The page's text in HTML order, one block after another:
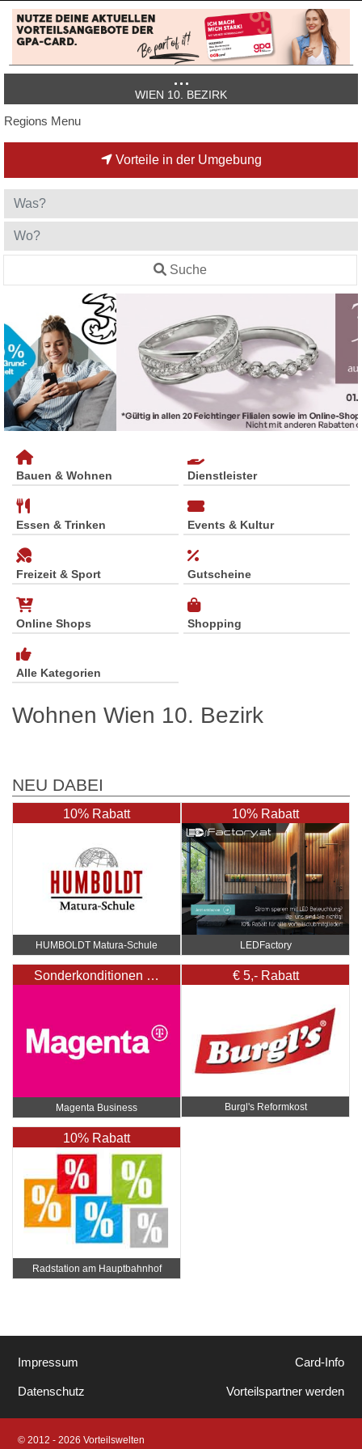
WIEN 10. BEZIRK
Regions Menu
Vorteile in der Umgebung
Suche
Bauen & Wohnen Dienstleister
Essen & Trinken Events & Kultur
Freizeit & Sport Gutscheine
Online Shops Shopping
Alle Kategorien
Wohnen Wien 10. Bezirk
NEU DABEI
10% Rabatt
HUMBOLDT Matura-Schule
10% Rabatt
LEDFactory
Sonderkonditionen …
Magenta Business
€ 5,- Rabatt
Burgl's Reformkost
10% Rabatt
Radstation am Hauptbahnhof
Impressum
Datenschutz
Card-Info
Vorteilspartner werden
© 2012 - 2026 Vorteilswelten